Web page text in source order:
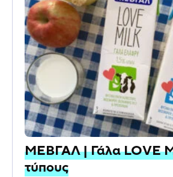
ΜΕΒΓΑΛ | Γάλα LOVE
τύπους